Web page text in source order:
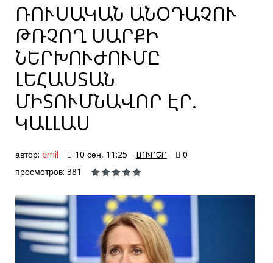
ՌՈՒՍԱԿԱՆ ԱՆՕԴԱՉՈՒ
ԹՌՉՈՂ ՍԱՐՔԻ
ՆԵՐԽՈՒԺՈՒՄԸ
ԼԵՀԱՍՏԱՆ
ՄԻՏՈՒՄՆԱՎՈՐ ԷՐ.
ԿԱԼԼԱՍ
автор: emil 10 сен, 11:25 ԼՈՒՐԵՐ
0
просмотров: 381